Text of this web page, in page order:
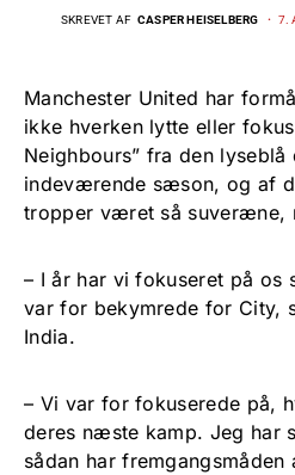
SKREVET AF CASPER HEISELBERG 7.
Manchester United har
ikke hverken lytte eller
Neighbours” fra den
indeværende sæson, og af
tropper været så suveræne,
– I år har vi fokuseret på os
var for bekymrede for City,
India.
– Vi var for fokuserede på,
deres næste kamp. Jeg har
sådan har